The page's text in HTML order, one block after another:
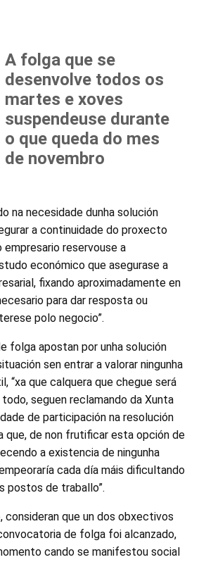
A folga que se
desenvolve todos os
martes e xoves
suspendeuse durante
o que queda do mes
de novembro
na necesidade dunha solución
a continuidade do proxecto
empresario reservouse a
económico que asegurase a
fixando aproximadamente en
para dar resposta ou
polo negocio”.
folga apostan por unha solución
sen entrar a valorar ningunha
“xa que calquera que chegue será
todo, seguen reclamando da Xunta
de participación na resolución
que, de non frutificar esta opción de
a existencia de ningunha
cada día máis dificultando
postos de traballo”.
consideran que un dos obxectivos
de folga foi alcanzado,
cando se manifestou social